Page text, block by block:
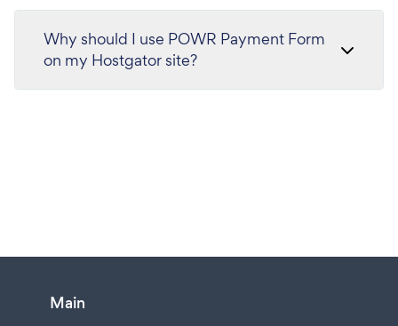
Why should I use POWR Payment Form
on my Hostgator site?
Main